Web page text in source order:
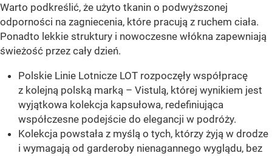
Warto podkreślić, że użyto tkanin o podwyższonej
odporności na zagniecenia, które pracują z ruchem ciała.
Ponadto lekkie struktury i nowoczesne włókna zapewniają
świeżość przez cały dzień.
Polskie Linie Lotnicze LOT rozpoczęły współpracę
z kolejną polską marką – Vistulą, której wynikiem jest
wyjątkowa kolekcja kapsułowa, redefiniująca
współczesne podejście do elegancji w podróży.
Kolekcja powstała z myślą o tych, którzy żyją w drodze
i wymagają od garderoby nienagannego wyglądu, bez